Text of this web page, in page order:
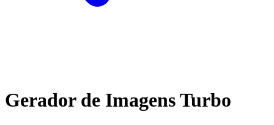
Gerador de ImagensTurbo